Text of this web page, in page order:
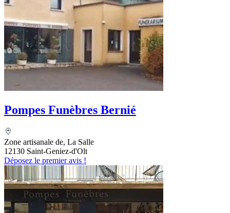
Pompes Funèbres Bernié
Zone artisanale de, La Salle
12130 Saint-Geniez-d'Olt
Déposez le premier avis !